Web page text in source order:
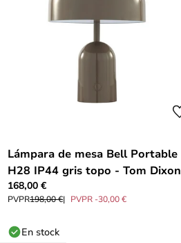
Lámpara de mesa Bell Portable
H28 IP44 gris topo - Tom Dixon
168,00 €
PVPR198,00 € PVPR -30,00 €
En stock